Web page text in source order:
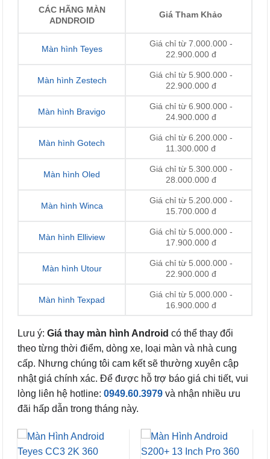
CÁC HÃNG MÀN
ADNDROID
Giá Tham Khảo
Màn hình Teyes
Giá chỉ từ 7.000.000 -
22.900.000 đ
Màn hình Zestech
Giá chỉ từ 5.900.000 -
22.900.000 đ
Màn hình Bravigo
Giá chỉ từ 6.900.000 -
24.900.000 đ
Màn hình Gotech
Giá chỉ từ 6.200.000 -
11.300.000 đ
Màn hình Oled
Giá chỉ từ 5.300.000 -
28.000.000 đ
Màn hình Winca
Giá chỉ từ 5.200.000 -
15.700.000 đ
Màn hình Elliview
Giá chỉ từ 5.000.000 -
17.900.000 đ
Màn hình Utour
Giá chỉ từ 5.000.000 -
22.900.000 đ
Màn hình Texpad
Giá chỉ từ 5.000.000 -
16.900.000 đ
Lưu ý: Giá thay màn hình Android có thể thay đổi
theo từng thời điểm, dòng xe, loại màn và nhà cung
cấp. Nhưng chúng tôi cam kết sẽ thường xuyên cập
nhật giá chính xác. Để được hỗ trợ báo giá chi tiết, vui
lòng liên hệ hotline: 0949.60.3979 và nhận nhiều ưu
đãi hấp dẫn trong tháng này.
-13%